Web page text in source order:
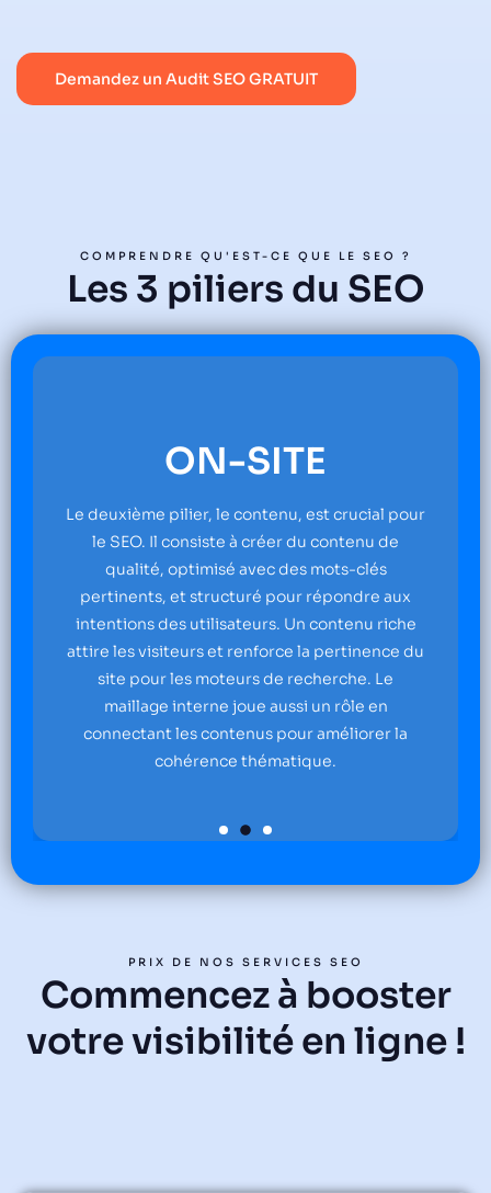
Demandez un Audit SEO GRATUIT
COMPRENDRE QU'EST-CE QUE LE SEO ?
Les 3 piliers du SEO
est crucial pour
contenu de
répondre aux
contenu riche
la pertinence du
Le
améliorer la
OFF-SITE
Le troisième pilier, la popularité
authority), repose sur la
Cela inclut les backlinks de
de sites réputés, ainsi que la
réseaux sociaux et d'autres
renforcent la crédibilité et la
site auprès des moteurs de
PRIX DE NOS SERVICES SEO
Commencez à booster
votre visibilité en ligne !